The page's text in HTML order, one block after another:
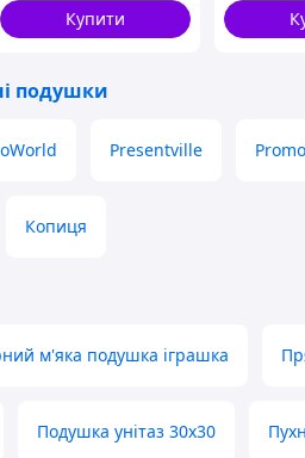
Купити
подушки
Presentville
Копиця
м'яка подушка іграшка
Подушка унітаз 30х30